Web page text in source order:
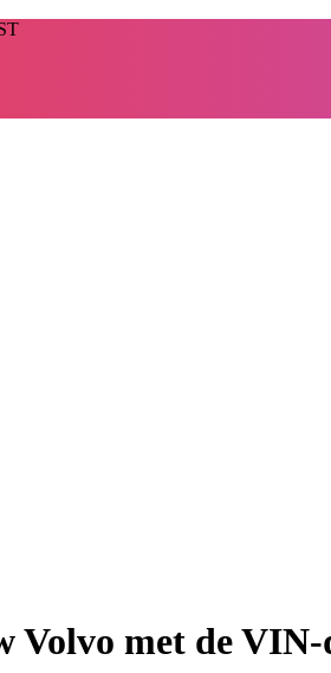
Volvo met de